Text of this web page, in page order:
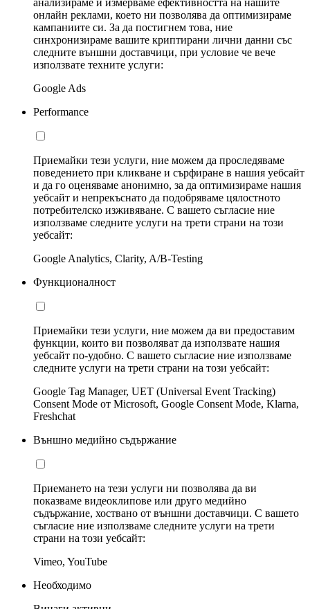
онлайн реклами, което ни позволява да оптимизираме
кампаниите си. За да постигнем това, ние
синхронизираме вашите криптирани лични данни със
следните външни доставчици, при условие че вече
използвате техните услуги:
Google Ads
Performance
Приемайки тези услуги, ние можем да проследяваме
поведението при кликване и сърфиране в нашия уебсайт
и да го оценяваме анонимно, за да оптимизираме нашия
уебсайт и непрекъснато да подобряваме цялостното
потребителско изживяване. С вашето съгласие ние
използваме следните услуги на трети страни на този
уебсайт:
Google Analytics, Clarity, A/B-Testing
Функционалност
Приемайки тези услуги, ние можем да ви предоставим
функции, които ви позволяват да използвате нашия
уебсайт по-удобно. С вашето съгласие ние използваме
следните услуги на трети страни на този уебсайт:
Google Tag Manager, UET (Universal Event Tracking)
Consent Mode от Microsoft, Google Consent Mode, Klarna,
Freshchat
Външно медийно съдържание
Приемането на тези услуги ни позволява да ви
показваме видеоклипове или друго медийно
съдържание, хоствано от външни доставчици. С вашето
съгласие ние използваме следните услуги на трети
страни на този уебсайт:
Vimeo, YouTube
Необходимо